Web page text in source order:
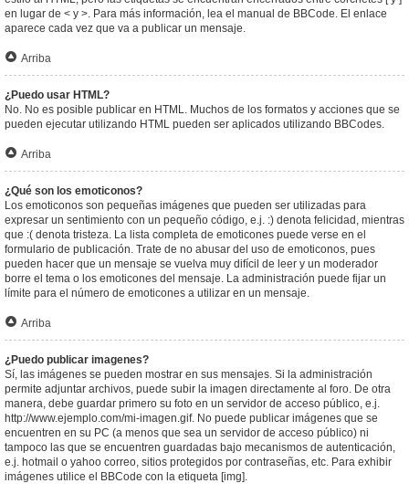
en lugar de < y >. Para más información, lea el manual de BBCode. El enlace
aparece cada vez que va a publicar un mensaje.
Arriba
¿Puedo usar HTML?
No. No es posible publicar en HTML. Muchos de los formatos y acciones que se
pueden ejecutar utilizando HTML pueden ser aplicados utilizando BBCodes.
Arriba
¿Qué son los emoticonos?
Los emoticonos son pequeñas imágenes que pueden ser utilizadas para
expresar un sentimiento con un pequeño código, e.j. :) denota felicidad, mientras
que :( denota tristeza. La lista completa de emoticones puede verse en el
formulario de publicación. Trate de no abusar del uso de emoticonos, pues
pueden hacer que un mensaje se vuelva muy difícil de leer y un moderador
borre el tema o los emoticones del mensaje. La administración puede fijar un
límite para el número de emoticones a utilizar en un mensaje.
Arriba
¿Puedo publicar imagenes?
Sí, las imágenes se pueden mostrar en sus mensajes. Si la administración
permite adjuntar archivos, puede subir la imagen directamente al foro. De otra
manera, debe guardar primero su foto en un servidor de acceso público, e.j.
http://www.ejemplo.com/mi-imagen.gif. No puede publicar imágenes que se
encuentren en su PC (a menos que sea un servidor de acceso público) ni
tampoco las que se encuentren guardadas bajo mecanismos de autenticación,
e.j. hotmail o yahoo correo, sitios protegidos por contraseñas, etc. Para exhibir
imágenes utilice el BBCode con la etiqueta [img].